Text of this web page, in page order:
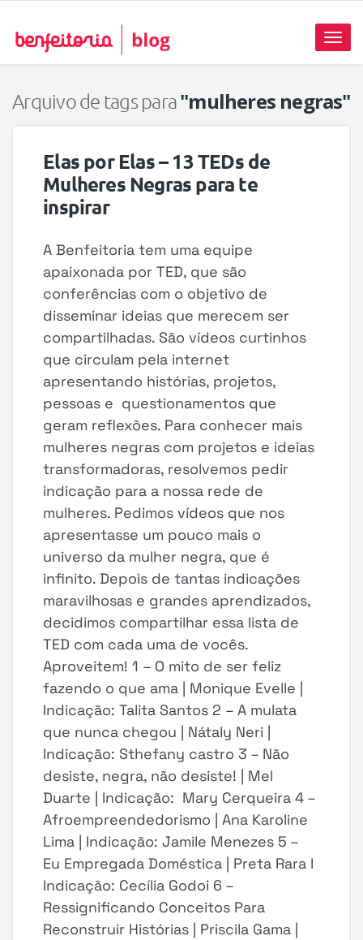
Arquivo de tags para"mulheres negras"
Elas por Elas – 13 TEDs de
Mulheres Negras para te
inspirar
A Benfeitoria tem uma equipe
apaixonada por TED, que são
conferências com o objetivo de
disseminar ideias que merecem ser
compartilhadas. São vídeos curtinhos
que circulam pela internet
apresentando histórias, projetos,
pessoas e questionamentos que
geram reflexões. Para conhecer mais
mulheres negras com projetos e ideias
transformadoras, resolvemos pedir
indicação para a nossa rede de
mulheres. Pedimos vídeos que nos
apresentasse um pouco mais o
universo da mulher negra, que é
infinito. Depois de tantas indicações
maravilhosas e grandes aprendizados,
decidimos compartilhar essa lista de
TED com cada uma de vocês.
Aproveitem! 1 – O mito de ser feliz
fazendo o que ama | Monique Evelle |
Indicação: Talita Santos 2 – A mulata
que nunca chegou | Nátaly Neri |
Indicação: Sthefany castro 3 – Não
desiste, negra, não desiste! | Mel
Duarte | Indicação: Mary Cerqueira 4 –
Afroempreendedorismo | Ana Karoline
Lima | Indicação: Jamile Menezes 5 –
Eu Empregada Doméstica | Preta Rara I
Indicação: Cecília Godoi 6 –
Ressignificando Conceitos Para
Reconstruir Histórias | Priscila Gama |